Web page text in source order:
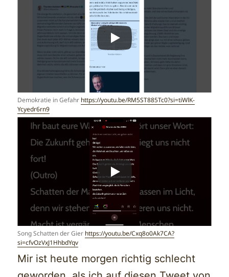
Demokratie in Gefahr https://youtu.be/RM5ST885Tc0?si=tiWlK-
Ycyedr6rn9
Song Schatten der Gier https://youtu.be/Cxq8o0Ak7CA?
si=cfvOzVxJ1HhbdYqv
Mir ist heute morgen richtig schlecht